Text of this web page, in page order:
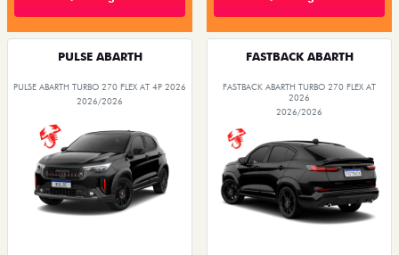
PULSE ABARTH
PULSE ABARTH TURBO 270 FLEX AT 4P 2026
2026/2026
FASTBACK ABARTH
FASTBACK ABARTH TURBO 270 FLEX AT
2026
2026/2026